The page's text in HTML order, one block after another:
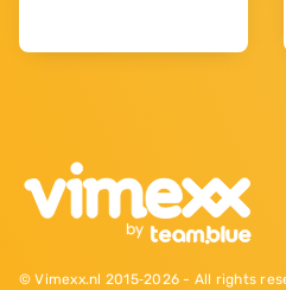
© Vimexx.nl 2015‐2026 - All rights